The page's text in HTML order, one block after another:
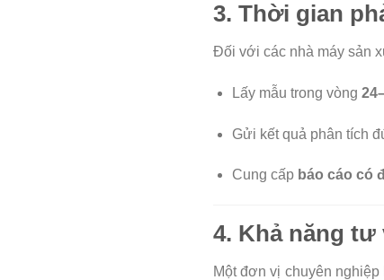
3. Thời gian
Đối với các nhà máy sản
Lấy mẫu trong vòng
Gửi kết quả phân tích
Cung cấp báo cáo có
4. Khả năng tư
Một đơn vị chuyên